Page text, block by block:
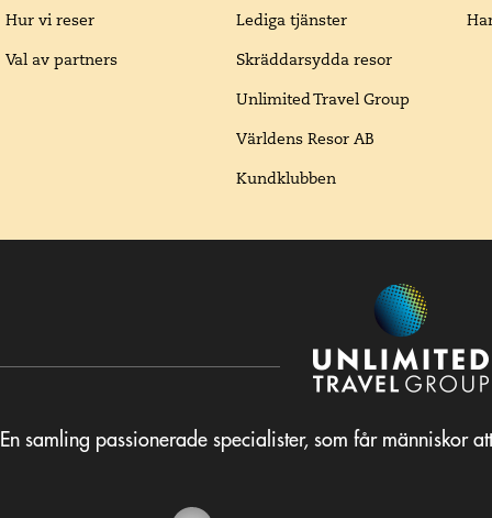
Hur vi reser
Val av partners
Lediga tjänster
Skräddarsydda resor
Unlimited Travel Group
Världens Resor AB
Kundklubben
En samling passionerade specialister, som får människor